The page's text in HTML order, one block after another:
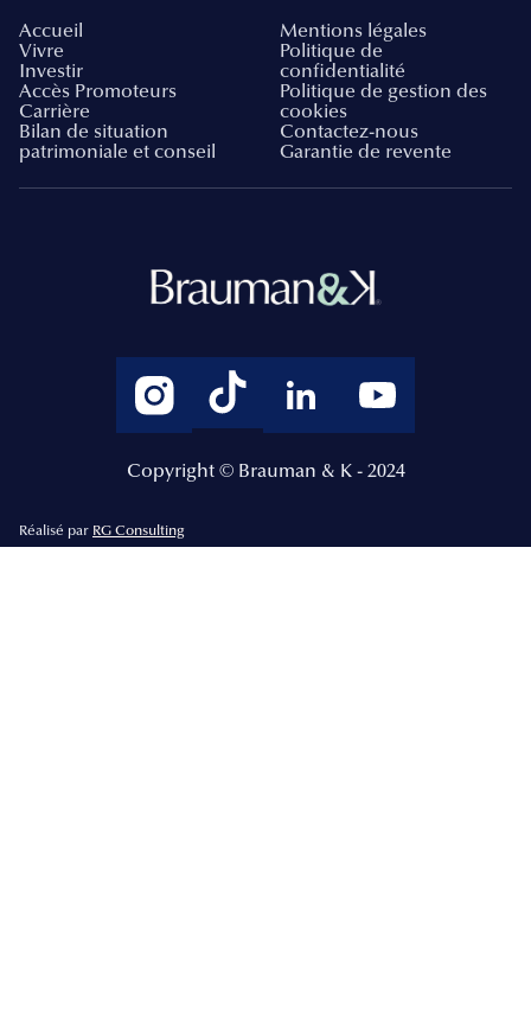
Accueil
Vivre
Investir
Accès Promoteurs
Carrière
Bilan de situation
patrimoniale et conseil
Mentions légales
Politique de
confidentialité
Politique de gestion des
cookies
Contactez-nous
Garantie de revente
Copyright © Brauman & K - 2024
Réalisé par RG Consulting